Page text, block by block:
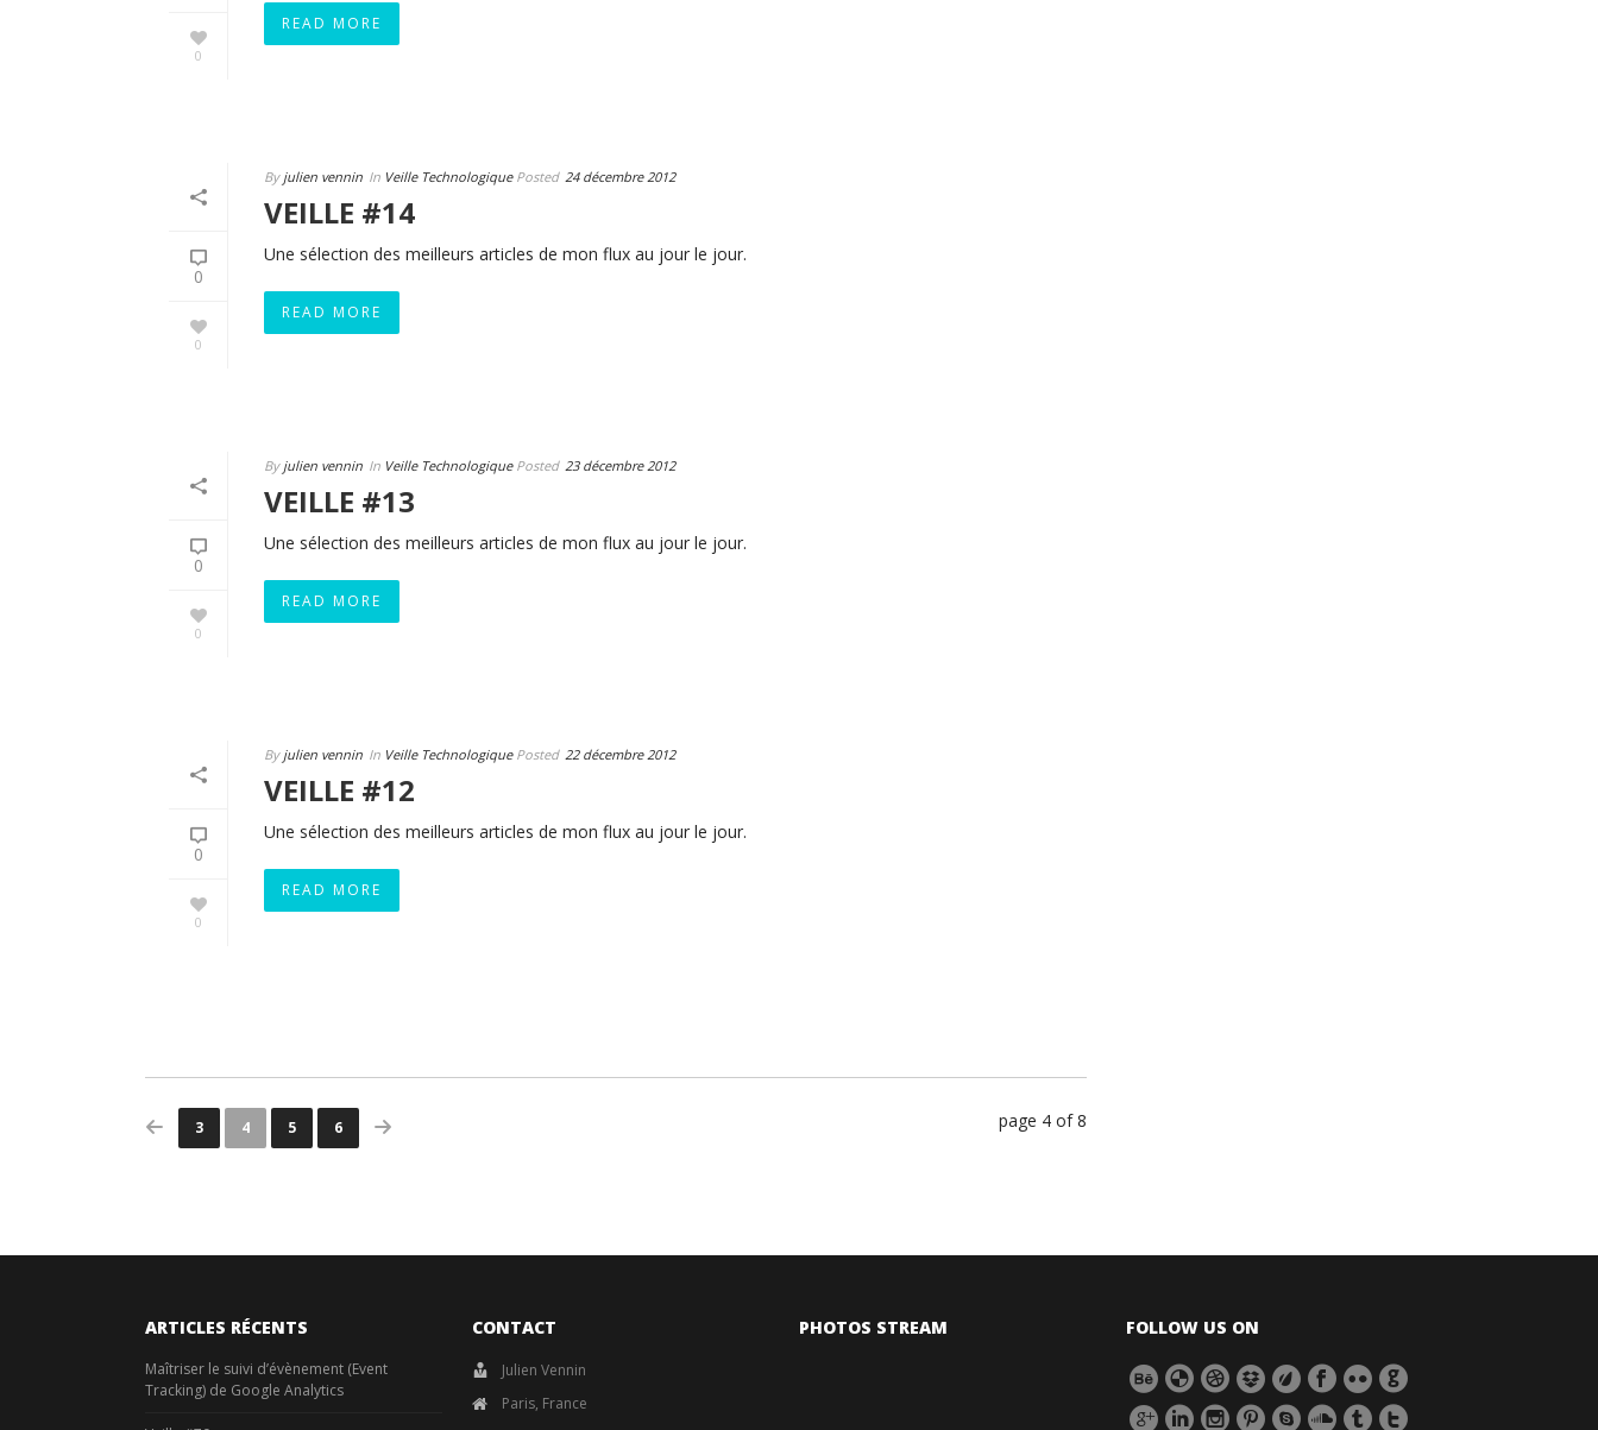
0
READ MORE
0
0
By julien vennin In Veille TechnologiquePosted 24 décembre 2012
VEILLE #14
Une sélection des meilleurs articles de mon flux au jour le jour.
READ MORE
0
0
By julien vennin In Veille TechnologiquePosted 23 décembre 2012
VEILLE #13
Une sélection des meilleurs articles de mon flux au jour le jour.
READ MORE
0
0
By julien vennin In Veille TechnologiquePosted 22 décembre 2012
VEILLE #12
Une sélection des meilleurs articles de mon flux au jour le jour.
READ MORE
3 4 5 6 page 4 of 8
ARTICLES RÉCENTS
Maîtriser le suivi d’évènement (Event
Tracking) de Google Analytics
CONTACT
Julien Vennin
Paris, France
PHOTOS STREAM FOLLOW US ON